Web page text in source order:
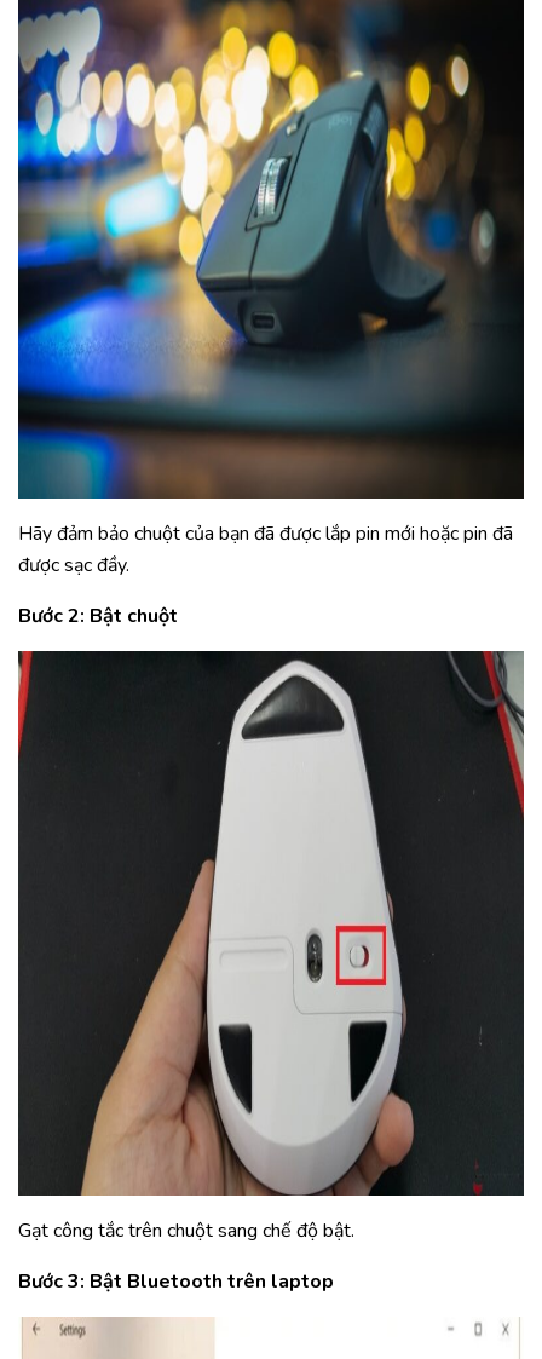
Hãy đảm bảo chuột của bạn đã được lắp pin mới hoặc pin đã
được sạc đầy.
Bước 2: Bật chuột
Gạt công tắc trên chuột sang chế độ bật.
Bước 3: Bật Bluetooth trên laptop